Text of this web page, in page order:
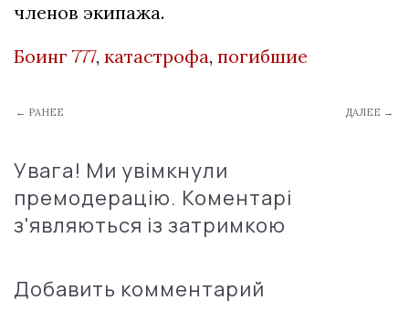
членов экипажа.
Боинг 777, катастрофа, погибшие
← РАНЕЕ ДАЛЕЕ →
Увага! Ми увімкнули
премодерацію. Коментарі
з'являються із затримкою
Добавить комментарий